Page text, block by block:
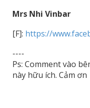
Mrs Nhi Vinbar
[F]: https://
----
Ps: Comment vào
này hữu ích. Cảm ơn